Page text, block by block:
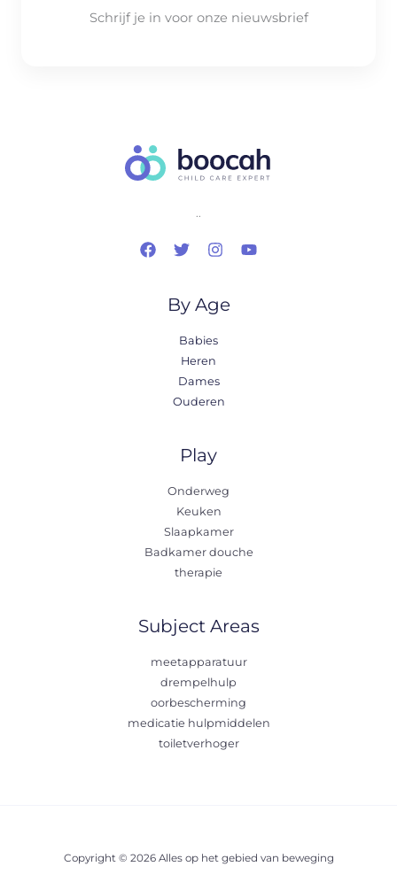
Schrijf je in voor onze nieuwsbrief
..
By Age
Babies
Heren
Dames
Ouderen
Play
Onderweg
Keuken
Slaapkamer
Badkamer douche
therapie
Subject Areas
meetapparatuur
drempelhulp
oorbescherming
medicatie hulpmiddelen
toiletverhoger
Copyright © 2026 Alles op het gebied van beweging